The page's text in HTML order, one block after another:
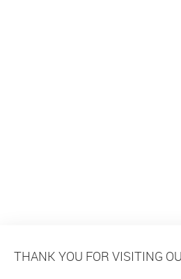
THANK YOU FOR VISITING